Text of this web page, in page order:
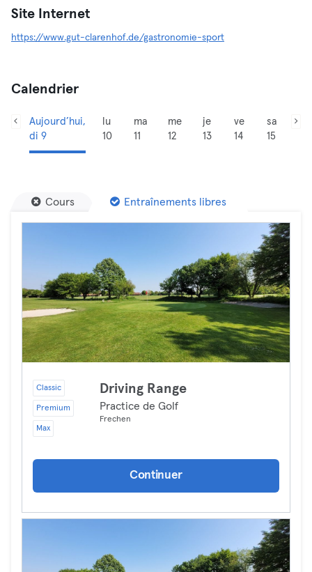
Site Internet
https://www.gut-clarenhof.de/gastronomie-sport
Calendrier
Aujourd’hui,
di 9
lu
10
ma
11
me
12
je
13
ve
14
sa
15
Cours Entraînements libres
Classic
Premium
Max
Driving Range
Practice de Golf
Frechen
Continuer